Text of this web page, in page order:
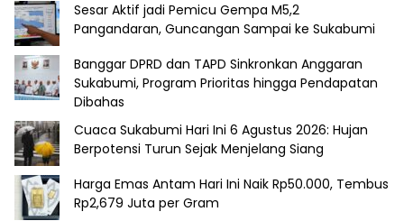
Sesar Aktif jadi Pemicu Gempa M5,2
Pangandaran, Guncangan Sampai ke Sukabumi
Banggar DPRD dan TAPD Sinkronkan Anggaran
Sukabumi, Program Prioritas hingga Pendapatan
Dibahas
Cuaca Sukabumi Hari Ini 6 Agustus 2026: Hujan
Berpotensi Turun Sejak Menjelang Siang
Harga Emas Antam Hari Ini Naik Rp50.000, Tembus
Rp2,679 Juta per Gram